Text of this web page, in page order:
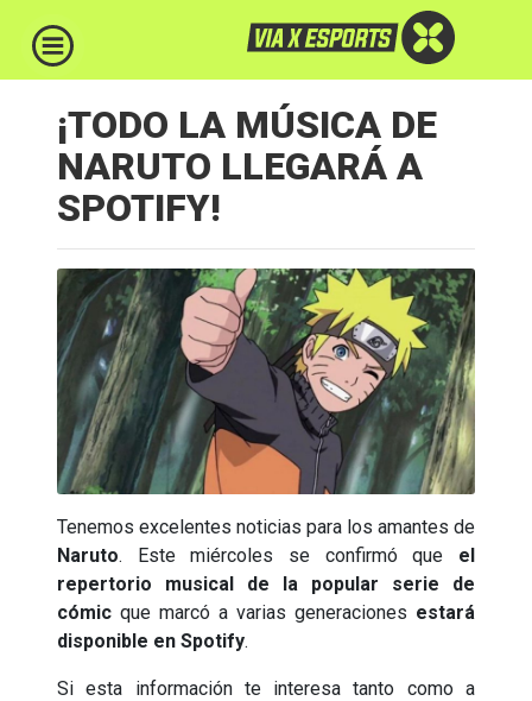
¡TODO LA MÚSICA DE
NARUTO LLEGARÁ A
SPOTIFY!
Tenemos excelentes noticias para los amantes de
Naruto. Este miércoles se confirmó que el
repertorio musical de la popular serie de
cómic que marcó a varias generaciones estará
disponible en Spotify.
Si esta información te interesa tanto como a